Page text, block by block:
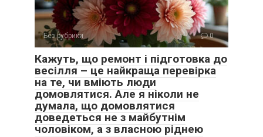
Без рубрики 0
Кажуть, що ремонт і підготовка до
весілля – це найкраща перевірка
на те, чи вміють люди
домовлятися. Але я ніколи не
думала, що домовлятися
доведеться не з майбутнім
чоловіком, а з власною ріднею